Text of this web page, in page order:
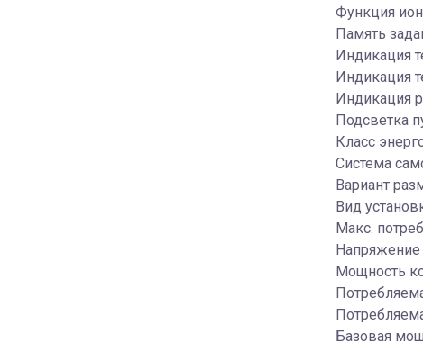
Функция
Память
Индикация
Индикация
Индикация
Подсветка
Класс
Система
Вариант
Вид
Макс.
Напряжение
Мощность
Базовая